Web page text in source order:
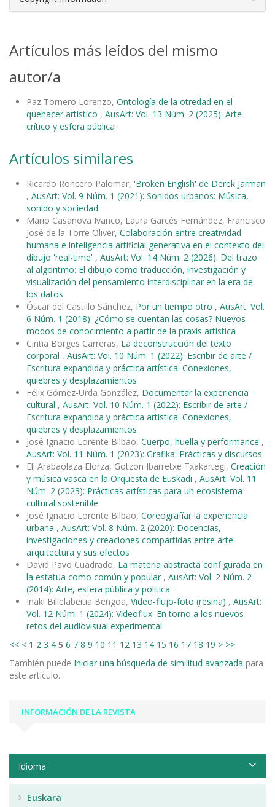
Artículos más leídos del mismo
autor/a
Paz Tornero Lorenzo, Ontología de la otredad en el
quehacer artístico , AusArt: Vol. 13 Núm. 2 (2025): Arte
crítico y esfera pública
Artículos similares
Ricardo Roncero Palomar, 'Broken English' de Derek Jarman
, AusArt: Vol. 9 Núm. 1 (2021): Sonidos urbanos: Música,
sonido y sociedad
Mario Casanova Ivanco, Laura Garcés Fernández, Francisco
José de la Torre Oliver, Colaboración entre creatividad
humana e inteligencia artificial generativa en el contexto del
dibujo 'real-time' , AusArt: Vol. 14 Núm. 2 (2026): Del trazo
al algoritmo: El dibujo como traducción, investigación y
visualización del pensamiento interdisciplinar en la era de
los datos
Óscar del Castillo Sánchez, Por un tiempo otro , AusArt: Vol.
6 Núm. 1 (2018): ¿Cómo se cuentan las cosas? Nuevos
modos de conocimiento a partir de la praxis artística
Cintia Borges Carreras, La deconstrucción del texto
corporal , AusArt: Vol. 10 Núm. 1 (2022): Escribir de arte /
Escritura expandida y práctica artística: Conexiones,
quiebres y desplazamientos
Félix Gómez-Urda González, Documentar la experiencia
cultural , AusArt: Vol. 10 Núm. 1 (2022): Escribir de arte /
Escritura expandida y práctica artística: Conexiones,
quiebres y desplazamientos
José Ignacio Lorente Bilbao, Cuerpo, huella y performance ,
AusArt: Vol. 11 Núm. 1 (2023): Grafika: Prácticas y discursos
Eli Arabaolaza Elorza, Gotzon Ibarretxe Txakartegi, Creación
y música vasca en la Orquesta de Euskadi , AusArt: Vol. 11
Núm. 2 (2023): Prácticas artísticas para un ecosistema
cultural sostenible
José Ignacio Lorente Bilbao, Coreografíar la experiencia
urbana , AusArt: Vol. 8 Núm. 2 (2020): Docencias,
investigaciones y creaciones compartidas entre arte-
arquitectura y sus efectos
David Pavo Cuadrado, La materia abstracta configurada en
la estatua como común y popular , AusArt: Vol. 2 Núm. 2
(2014): Arte, esfera pública y política
Iñaki Billelabeitia Bengoa, Video-flujo-foto (resina) , AusArt:
Vol. 12 Núm. 1 (2024): Videoflux: En torno a los nuevos
retos del audiovisual experimental
<< < 1 2 3 4 5 6 7 8 9 10 11 12 13 14 15 16 17 18 19 > >>
También puede Iniciar una búsqueda de similitud avanzada para
este artículo.
INFORMACIÓN DE LA REVISTA
Idioma
Euskara